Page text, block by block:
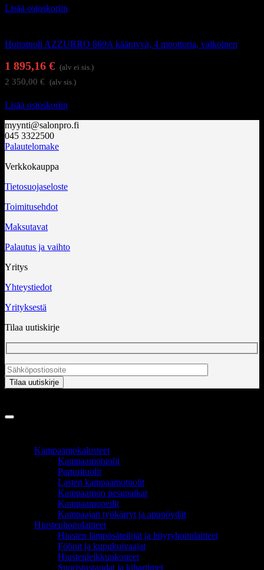
Lisää ostoskoriin
Hoitotuoli AZZURRO 869A kääntyvä, 4 moottoria, valkoinen
1 895,16 € (alv ei sis.)
2 350,00 € (alv sis.)
Lisää ostoskoriin
myynti@salonpro.fi
045 3322500
Palautelomake
Verkkokauppa
Tietosuojaseloste
Toimitusehdot
Maksutavat
Palautus ja vaihto
Yritys
Yhteystiedot
Yrityksestä
Tilaa uutiskirje
Kampaamokalusteet
Kampaamotuolit
Parturituolit
Lasten kampaamotuolit
Kampaamon pesupaikat
Kampaamopeilit
Kampaajan työkärryt ja apupöydät
Hiustenhoitolaitteet
Hiusten lämpösäteilijät ja höyryhoitolaitteet
Föönit ja kupukuivaajat
Hiustenleikkuukoneet
Suoristusraudat ja kihartimet